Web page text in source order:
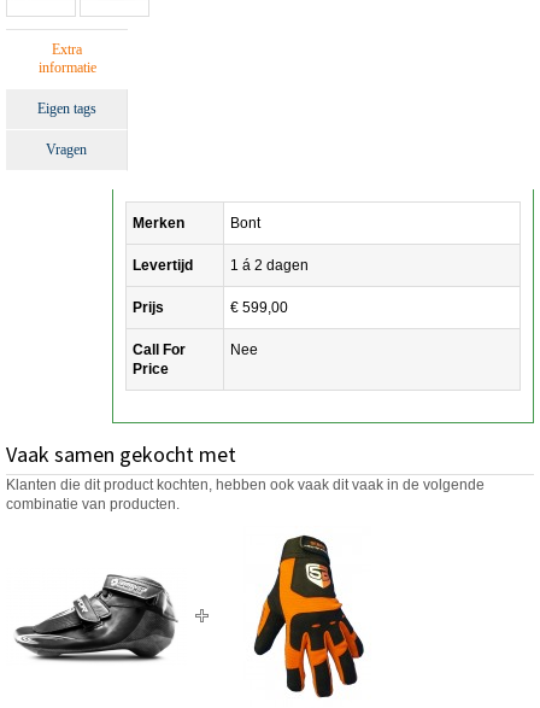
Extra
informatie
Eigen tags
Vragen
Merken Bont
Levertijd 1 á 2 dagen
Prijs € 599,00
Call For
Price
Nee
Vaak samen gekocht met
Klanten die dit product kochten, hebben ook vaak dit vaak in de volgende
combinatie van producten.